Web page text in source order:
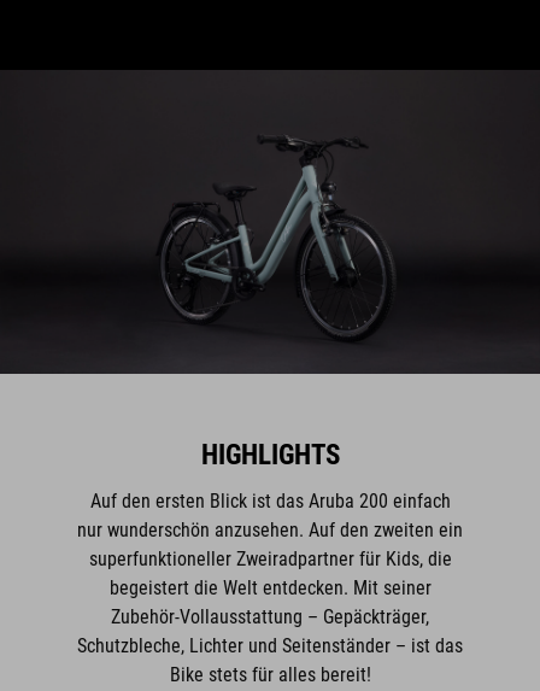
HIGHLIGHTS
Auf den ersten Blick ist das Aruba 200 einfach
nur wunderschön anzusehen. Auf den zweiten ein
superfunktioneller Zweiradpartner für Kids, die
begeistert die Welt entdecken. Mit seiner
Zubehör-Vollausstattung – Gepäckträger,
Schutzbleche, Lichter und Seitenständer – ist das
Bike stets für alles bereit!